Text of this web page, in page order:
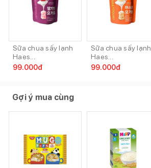
Sữa chua sấy lạnh
Haes...
99.000đ
Sữa chua sấy lạnh
Haes...
99.000đ
Gợi ý mua cùng